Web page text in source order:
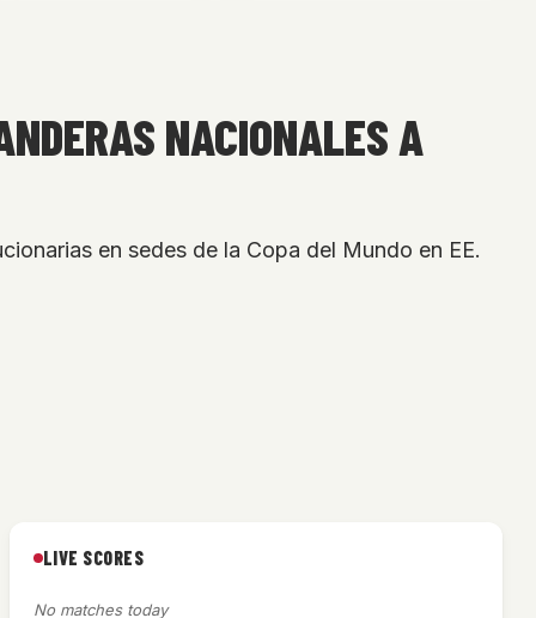
NACIONALES A
en sedes de la Copa del Mundo en EE.
LIVE SCORES
No matches today